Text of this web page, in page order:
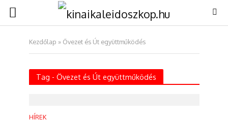
Kezdőlap » Övezet és Út együttműködés
Tag - Övezet és Út együttműködés
HÍREK